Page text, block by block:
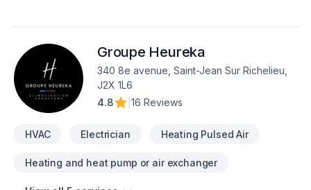
satisfaits
Groupe Heureka
340 8e avenue, Saint-Jean Sur Richelieu,
J2X 1L6
4.8
16 Reviews
HVAC Electrician Heating Pulsed Air
Heating and heat pump or air exchanger